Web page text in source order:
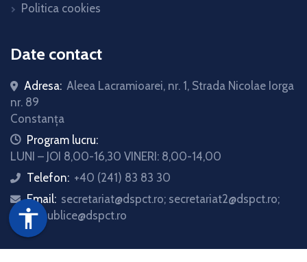
accessibility
Politica cookies
Date contact
Adresa: Aleea Lacramioarei, nr. 1, Strada Nicolae Iorga
nr. 89
Constanța
iconProgram lucru:
LUNI – JOI 8,00-16,30 VINERI: 8,00-14,00
icon
Telefon: +40 (241) 83 83 30
icon
Email: secretariat@dspct.ro; secretariat2@dspct.ro;
relatii.publice@dspct.ro